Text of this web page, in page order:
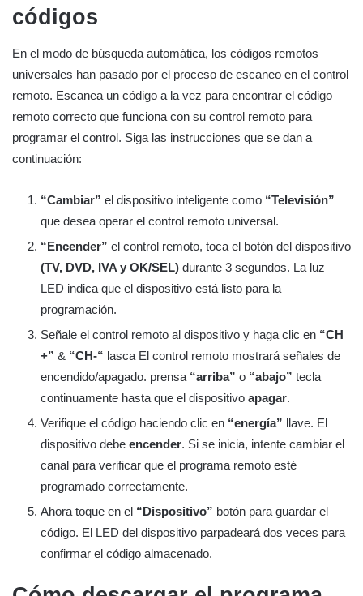
códigos
En el modo de búsqueda automática, los códigos remotos
universales han pasado por el proceso de escaneo en el control
remoto. Escanea un código a la vez para encontrar el código
remoto correcto que funciona con su control remoto para
programar el control. Siga las instrucciones que se dan a
continuación:
“Cambiar” el dispositivo inteligente como “Televisión”
que desea operar el control remoto universal.
“Encender” el control remoto, toca el botón del dispositivo
(TV, DVD, IVA y OK/SEL) durante 3 segundos. La luz
LED indica que el dispositivo está listo para la
programación.
Señale el control remoto al dispositivo y haga clic en “CH
+” & “CH-“ lasca El control remoto mostrará señales de
encendido/apagado. prensa “arriba” o “abajo” tecla
continuamente hasta que el dispositivo apagar.
Verifique el código haciendo clic en “energía” llave. El
dispositivo debe encender. Si se inicia, intente cambiar el
canal para verificar que el programa remoto esté
programado correctamente.
Ahora toque en el “Dispositivo” botón para guardar el
código. El LED del dispositivo parpadeará dos veces para
confirmar el código almacenado.